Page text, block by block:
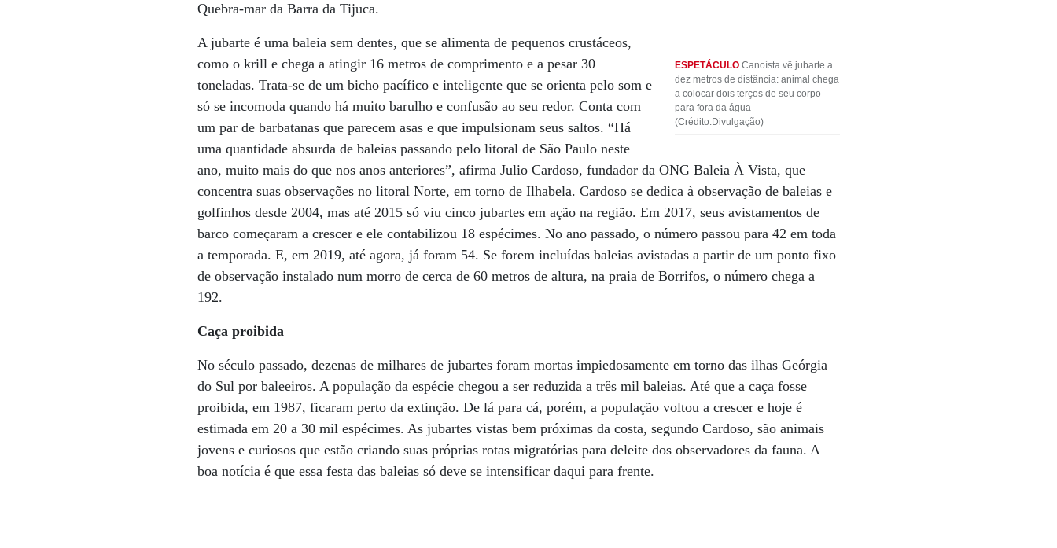
Quebra-mar da Barra da Tijuca.
ESPETÁCULOCanoísta vê jubarte a
dez metros de distância: animal chega
a colocar dois terços de seu corpo
para fora da água
(Crédito:Divulgação)
A jubarte é uma baleia sem dentes, que se alimenta de pequenos crustáceos,
como o krill e chega a atingir 16 metros de comprimento e a pesar 30
toneladas. Trata-se de um bicho pacífico e inteligente que se orienta pelo som e
só se incomoda quando há muito barulho e confusão ao seu redor. Conta com
um par de barbatanas que parecem asas e que impulsionam seus saltos. “Há
uma quantidade absurda de baleias passando pelo litoral de São Paulo neste
ano, muito mais do que nos anos anteriores”, afirma Julio Cardoso, fundador da ONG Baleia À Vista, que
concentra suas observações no litoral Norte, em torno de Ilhabela. Cardoso se dedica à observação de baleias e
golfinhos desde 2004, mas até 2015 só viu cinco jubartes em ação na região. Em 2017, seus avistamentos de
barco começaram a crescer e ele contabilizou 18 espécimes. No ano passado, o número passou para 42 em toda
a temporada. E, em 2019, até agora, já foram 54. Se forem incluídas baleias avistadas a partir de um ponto fixo
de observação instalado num morro de cerca de 60 metros de altura, na praia de Borrifos, o número chega a
192.
Caça proibida
No século passado, dezenas de milhares de jubartes foram mortas impiedosamente em torno das ilhas Geórgia
do Sul por baleeiros. A população da espécie chegou a ser reduzida a três mil baleias. Até que a caça fosse
proibida, em 1987, ficaram perto da extinção. De lá para cá, porém, a população voltou a crescer e hoje é
estimada em 20 a 30 mil espécimes. As jubartes vistas bem próximas da costa, segundo Cardoso, são animais
jovens e curiosos que estão criando suas próprias rotas migratórias para deleite dos observadores da fauna. A
boa notícia é que essa festa das baleias só deve se intensificar daqui para frente.